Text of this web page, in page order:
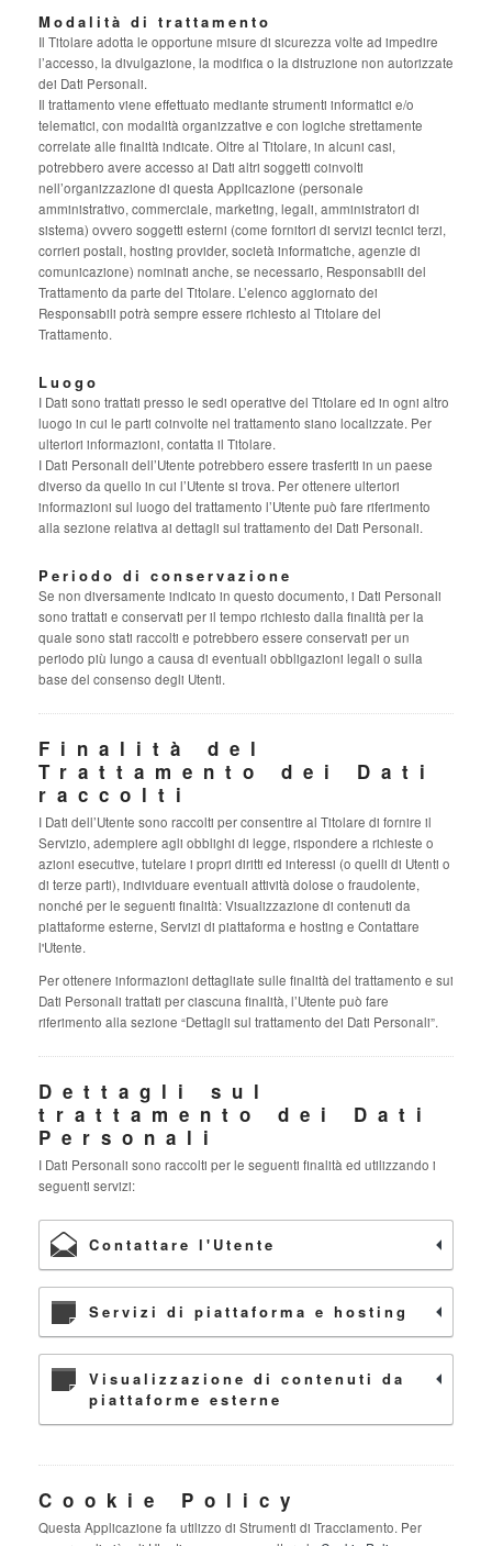
Modalità di trattamento
Il Titolare adotta le opportune misure di sicurezza volte ad impedire
l’accesso, la divulgazione, la modifica o la distruzione non autorizzate
dei Dati Personali.
Il trattamento viene effettuato mediante strumenti informatici e/o
telematici, con modalità organizzative e con logiche strettamente
correlate alle finalità indicate. Oltre al Titolare, in alcuni casi,
potrebbero avere accesso ai Dati altri soggetti coinvolti
nell’organizzazione di questa Applicazione (personale
amministrativo, commerciale, marketing, legali, amministratori di
sistema) ovvero soggetti esterni (come fornitori di servizi tecnici terzi,
corrieri postali, hosting provider, società informatiche, agenzie di
comunicazione) nominati anche, se necessario, Responsabili del
Trattamento da parte del Titolare. L’elenco aggiornato dei
Responsabili potrà sempre essere richiesto al Titolare del
Trattamento.
Luogo
I Dati sono trattati presso le sedi operative del Titolare ed in ogni altro
luogo in cui le parti coinvolte nel trattamento siano localizzate. Per
ulteriori informazioni, contatta il Titolare.
I Dati Personali dell’Utente potrebbero essere trasferiti in un paese
diverso da quello in cui l’Utente si trova. Per ottenere ulteriori
informazioni sul luogo del trattamento l’Utente può fare riferimento
alla sezione relativa ai dettagli sul trattamento dei Dati Personali.
Periodo di conservazione
Se non diversamente indicato in questo documento, i Dati Personali
sono trattati e conservati per il tempo richiesto dalla finalità per la
quale sono stati raccolti e potrebbero essere conservati per un
periodo più lungo a causa di eventuali obbligazioni legali o sulla
base del consenso degli Utenti.
Finalità del
Trattamento dei Dati
raccolti
I Dati dell’Utente sono raccolti per consentire al Titolare di fornire il
Servizio, adempiere agli obblighi di legge, rispondere a richieste o
azioni esecutive, tutelare i propri diritti ed interessi (o quelli di Utenti o
di terze parti), individuare eventuali attività dolose o fraudolente,
nonché per le seguenti finalità: Visualizzazione di contenuti da
piattaforme esterne, Servizi di piattaforma e hosting e Contattare
l'Utente.
Per ottenere informazioni dettagliate sulle finalità del trattamento e sui
Dati Personali trattati per ciascuna finalità, l’Utente può fare
riferimento alla sezione “Dettagli sul trattamento dei Dati Personali”.
Dettagli sul
trattamento dei Dati
Personali
I Dati Personali sono raccolti per le seguenti finalità ed utilizzando i
seguenti servizi:
Contattare l'Utente
Servizi di piattaforma e hosting
Visualizzazione di contenuti da
piattaforme esterne
Cookie Policy
Questa Applicazione fa utilizzo di Strumenti di Tracciamento. Per